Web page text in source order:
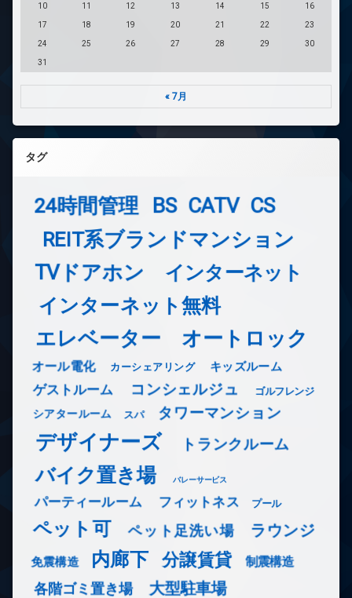
10 11 12 13 14 15 16
17 18 19 20 21 22 23
24 25 26 27 28 29 30
31
« 7月
タグ
24時間管理 BS CATV CS
REIT系ブランドマンション
TVドアホン インターネット
インターネット無料
エレベーター オートロック
オール電化 カーシェアリング キッズルーム
ゲストルーム コンシェルジュ ゴルフレンジ
シアタールーム スパ タワーマンション
デザイナーズ トランクルーム
バイク置き場 バレーサービス
パーティールーム フィットネス プール
ペット可 ペット足洗い場 ラウンジ
免震構造 内廊下 分譲賃貸 制震構造
各階ゴミ置き場 大型駐車場